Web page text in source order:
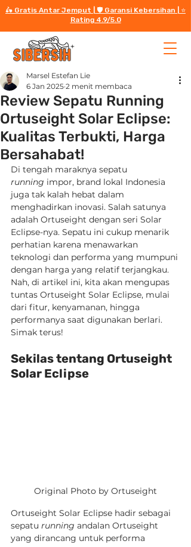
🛵 Gratis Antar Jemput | 🛡️ Garansi Kebersihan | ⭐️
Rating 4.9/5.0
Review Sepatu Running
Ortuseight Solar Eclipse:
Kualitas Terbukti, Harga
Bersahabat!
Marsel Estefan Lie
6 Jan 2025 2 menit membaca
Di tengah maraknya sepatu
running impor, brand lokal Indonesia
juga tak kalah hebat dalam
menghadirkan inovasi. Salah satunya
adalah Ortuseight dengan seri Solar
Eclipse-nya. Sepatu ini cukup menarik
perhatian karena menawarkan
teknologi dan performa yang mumpuni
dengan harga yang relatif terjangkau.
Nah, di artikel ini, kita akan mengupas
tuntas Ortuseight Solar Eclipse, mulai
dari fitur, kenyamanan, hingga
performanya saat digunakan berlari.
Simak terus!
Sekilas tentang Ortuseight
Solar Eclipse
Original Photo by Ortuseight
Ortuseight Solar Eclipse hadir sebagai
sepatu running andalan Ortuseight
yang dirancang untuk performa